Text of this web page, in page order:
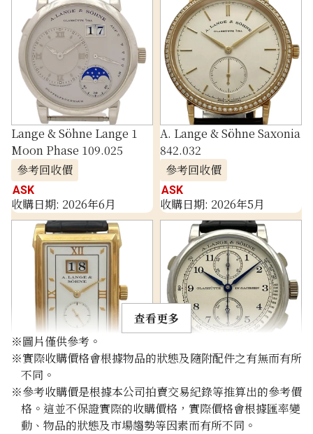
Lange & Söhne Lange 1
Moon Phase 109.025
參考回收價
ASK
收購日期: 2026年6月
A. Lange & Söhne Saxonia
842.032
參考回收價
ASK
收購日期: 2026年5月
A. Lange & Söhne Cabaret
Rectangular 107.032
參考回收價
ASK
Rattrapante 425.025
參考回收價
ASK
查看更多
※圖片僅供參考。
※實際收購價格會根據物品的狀態及隨附配件之有無而有所
不同。
※參考收購價是根據本公司拍賣交易紀錄等推算出的參考價
格。這並不保證實際的收購價格，實際價格會根據匯率變
動、物品的狀態及市場趨勢等因素而有所不同。